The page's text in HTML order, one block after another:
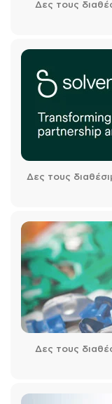
Δες τους
Δες τους
Δες τους